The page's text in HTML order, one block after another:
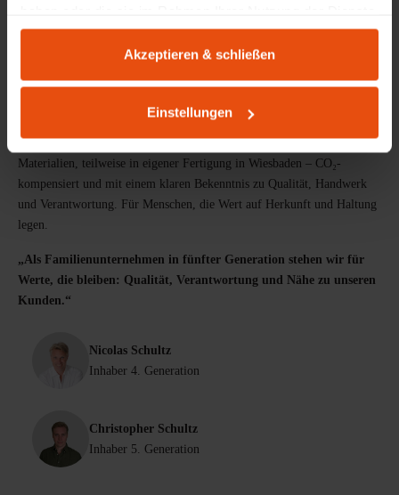
gesammelt haben.
Akzeptieren & schließen
Einstellungen
PRODUKTDESIGN AUS WIESBADEN
Möbel mit Herkunft & Haltung
produzieren wir Möbel mit einem Anspruch, der über eine reine
Funktion hinausgeht. Unsere Produkte entstehen aus langlebigen
Materialien, teilweise in eigener Fertigung in Wiesbaden – CO₂-
kompensiert und mit einem klaren Bekenntnis zu Qualität, Handwerk
und Verantwortung. Für Menschen, die Wert auf Herkunft und Haltung
legen.
„Als Familienunternehmen in fünfter Generation stehen wir für
Werte, die bleiben: Qualität, Verantwortung und Nähe zu unseren
Kunden.“
Nicolas Schultz
Inhaber 4. Generation
Christopher Schultz
Inhaber 5. Generation